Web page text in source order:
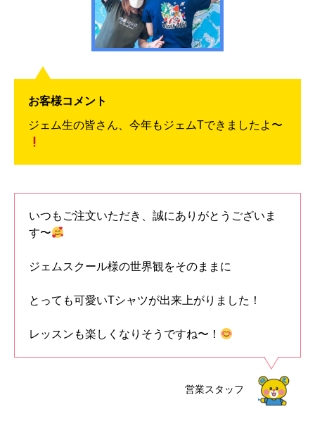
お客様コメント
ジェム生の皆さん、今年もジェムTできましたよ〜
いつもご注文いただき、誠にありがとうございま
す〜
ジェムスクール様の世界観をそのままに
とっても可愛いTシャツが出来上がりました！
レッスンも楽しくなりそうですね〜！
営業スタッフ